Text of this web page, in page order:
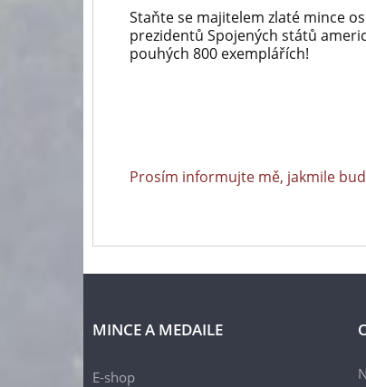
Staňte se majitelem zlaté mince
prezidentů Spojených států
pouhých 800 exemplářích!
Prosím informujte mě, jakmile
MINCE A MEDAILE
E-shop